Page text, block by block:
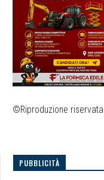
©Riproduzione riservata
PUBBLICITÀ